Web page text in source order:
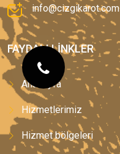
info@cizgikarot.com
FAYDALI LINKLER
Anasayfa
Hizmetlerimiz
Hizmet bölgeleri